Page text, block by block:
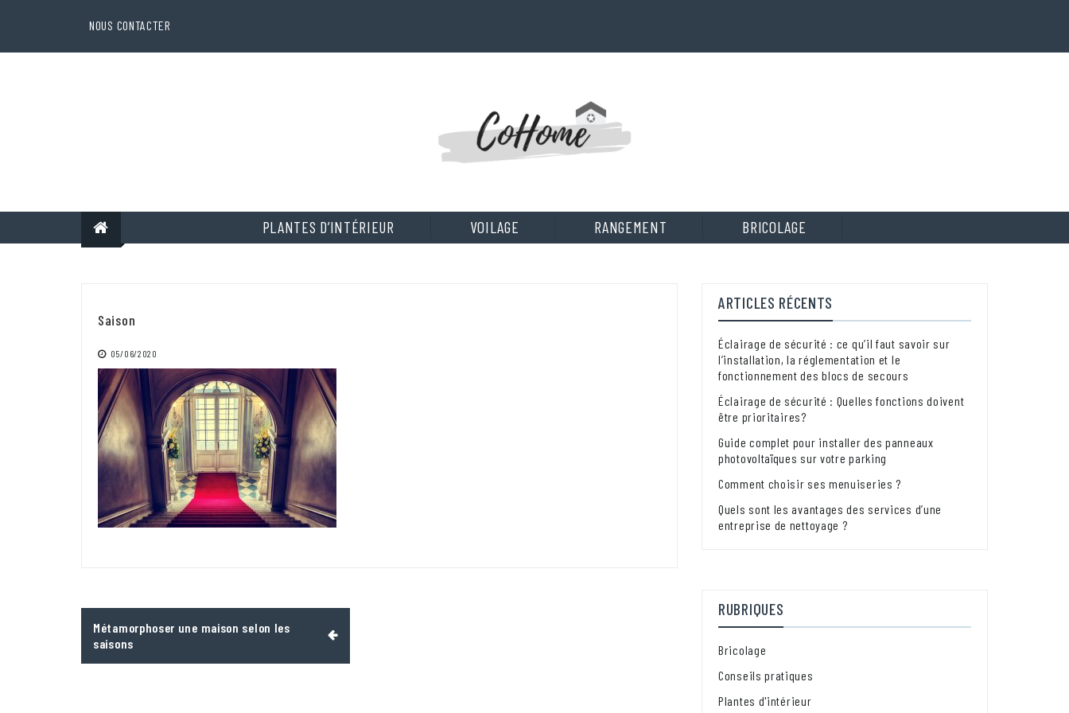
NOUS CONTACTER
PLANTES D’INTÉRIEUR VOILAGE RANGEMENT BRICOLAGE
Saison
05/06/2020
Navigation
de
l’article
Métamorphoser une maison selon les
saisons
ARTICLES RÉCENTS
Éclairage de sécurité : ce qu’il faut savoir sur
l’installation, la réglementation et le
fonctionnement des blocs de secours
Éclairage de sécurité : Quelles fonctions doivent
être prioritaires?
Guide complet pour installer des panneaux
photovoltaïques sur votre parking
Comment choisir ses menuiseries ?
Quels sont les avantages des services d’une
entreprise de nettoyage ?
RUBRIQUES
Bricolage
Conseils pratiques
Plantes d'intérieur